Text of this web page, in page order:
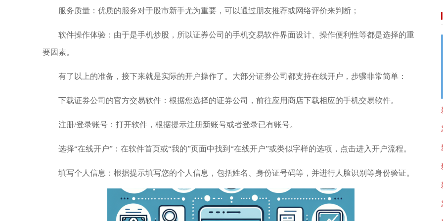
服务质量：优质的服务对于股市新手尤为重要，可以通过朋友推荐或网络评价来判断；
软件操作体验：由于是手机炒股，所以证券公司的手机交易软件界面设计、操作便利性等都是选择的重
要因素。
有了以上的准备，接下来就是实际的开户操作了。大部分证券公司都支持在线开户，步骤非常简单：
下载证券公司的官方交易软件：根据您选择的证券公司，前往应用商店下载相应的手机交易软件。
注册/登录账号：打开软件，根据提示注册新账号或者登录已有账号。
选择“在线开户”：在软件首页或“我的”页面中找到“在线开户”或类似字样的选项，点击进入开户流程。
填写个人信息：根据提示填写您的个人信息，包括姓名、身份证号码等，并进行人脸识别等身份验证。